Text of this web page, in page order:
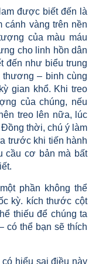
được biết đến là
cánh vàng trên nền
của màu máu
cho linh hồn dân
đến như biểu trung
– binh cùng
gian khổ. Khi treo
của chúng, nếu
treo lên nữa, lúc
thời, chú ý làm
trước khi tiến hành
cầu cơ bản mà bất
phần không thể
kỳ. kích thước cột
thiếu để chúng ta
có thể bạn sẽ thích
hiểu sai điều này